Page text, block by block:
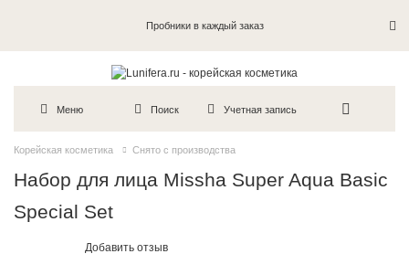
Пробники в каждый заказ
Меню Поиск Учетная запись
Корейская косметика Снято с производства
Набор для лица Missha Super Aqua Basic
Special Set
Добавить отзыв